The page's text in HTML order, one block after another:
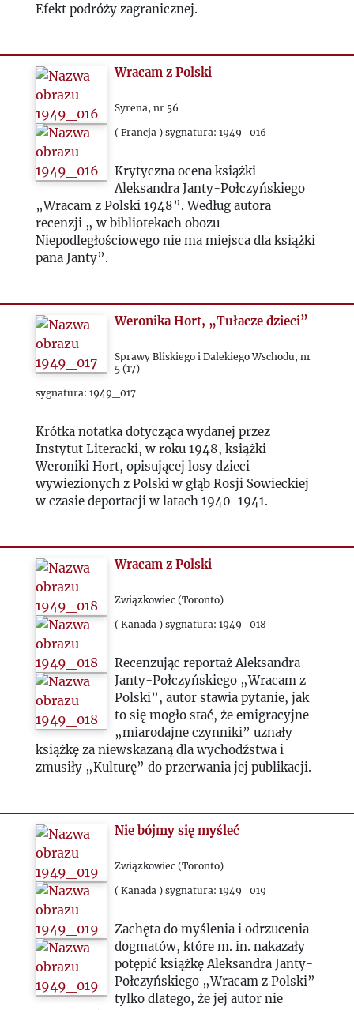
1983
1984
1986
1987
1991
2000
2020
2021
2022
2025
Efekt podróży zagranicznej.
Wracam z Polski
Syrena, nr 56
( Francja ) sygnatura: 1949_016
Krytyczna ocena książki
Aleksandra Janty-Połczyńskiego
„Wracam z Polski 1948”. Według autora
recenzji „ w bibliotekach obozu
Niepodległościowego nie ma miejsca dla książki
pana Janty”.
Weronika Hort, „Tułacze dzieci”
Sprawy Bliskiego i Dalekiego Wschodu, nr
5 (17)
sygnatura: 1949_017
Krótka notatka dotycząca wydanej przez
Instytut Literacki, w roku 1948, książki
Weroniki Hort, opisującej losy dzieci
wywiezionych z Polski w głąb Rosji Sowieckiej
w czasie deportacji w latach 1940-1941.
Wracam z Polski
Związkowiec (Toronto)
( Kanada ) sygnatura: 1949_018
Recenzując reportaż Aleksandra
Janty-Połczyńskiego „Wracam z
Polski”, autor stawia pytanie, jak
to się mogło stać, że emigracyjne
„miarodajne czynniki” uznały
książkę za niewskazaną dla wychodźstwa i
zmusiły „Kulturę” do przerwania jej publikacji.
Nie bójmy się myśleć
Związkowiec (Toronto)
( Kanada ) sygnatura: 1949_019
Zachęta do myślenia i odrzucenia
dogmatów, które m. in. nakazały
potępić książkę Aleksandra Janty-
Połczyńskiego „Wracam z Polski”
tylko dlatego, że jej autor nie